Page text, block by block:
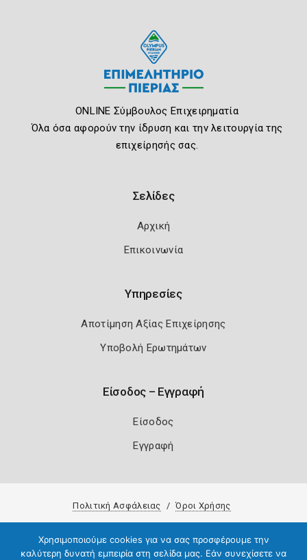
ONLINE Σύμβουλος Επιχειρηματία
Όλα όσα αφορούν την ίδρυση και την λειτουργία της
επιχείρησής σας.
Σελίδες
Αρχική
Επικοινωνία
Υπηρεσίες
Αποτίμηση Αξίας Επιχείρησης
Υποβολή Ερωτημάτων
Είσοδος – Εγγραφή
Είσοδος
Εγγραφή
Πολιτική Ασφάλειας Όροι Χρήσης
Χρησιμοποιούμε cookies για να σας προσφέρουμε την
καλύτερη δυνατή εμπειρία στη σελίδα μας. Εάν συνεχίσετε να